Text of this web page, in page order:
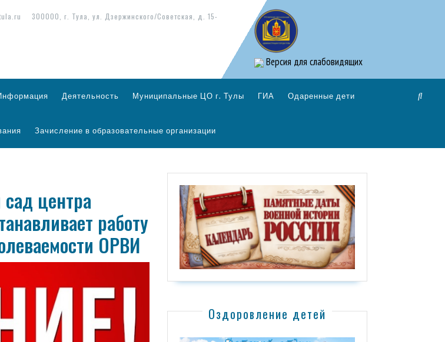
300000, г. Тула, ул. Дзержинского/Советская, д. 15-
Версия для слабовидящих
Деятельность Муниципальные ЦО г. Тулы ГИА Одаренные дети
Зачисление в образовательные организации
центра
работу
ОРВИ
Оздоровление детей